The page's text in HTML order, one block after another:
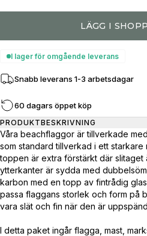
LÄGG I
I lager för omgående leverans
Snabb leverans 1-3 arbetsdagar
60 dagars öppet köp
PRODUKTBESKRIVNING
Våra beachflaggor är tillverkade
som standard tillverkad i ett starkare
toppen är extra förstärkt där slitaget
ytterkanter är sydda med
karbon med en topp av fintrådig
passa flaggans storlek och form på
vara slät och fin när den är
I detta paket ingår flagga, mast,